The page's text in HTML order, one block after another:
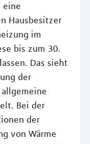
eine
Hausbesitzer
im
bis zum 30.
Das sieht
der
Bei der
der
von Wärme